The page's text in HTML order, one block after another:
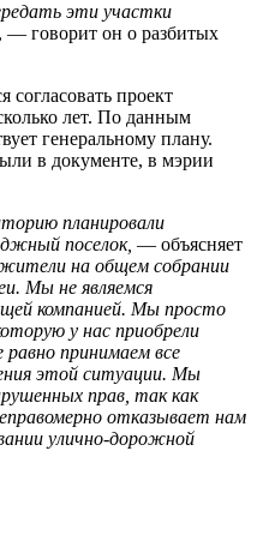
эти участки
, — говорит он о разбитых
согласовать проект
лет. По данным
генеральному плану.
в документе, в мэрии
планировали
поселок, — объясняет
на общем собрании
Мы не являемся
компанией. Мы просто
у нас приобрели
принимаем все
этой ситуации. Мы
прав, так как
отказывает нам
улично-дорожной